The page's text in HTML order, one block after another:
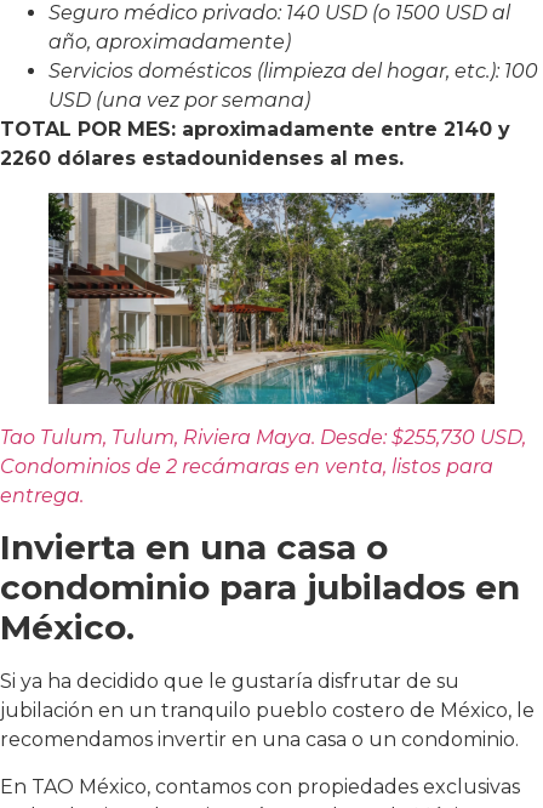
Seguro médico privado: 140 USD (o 1500 USD al
año, aproximadamente)
Servicios domésticos (limpieza del hogar, etc.): 100
USD (una vez por semana)
TOTAL POR MES: aproximadamente entre 2140 y
2260 dólares estadounidenses al mes.
Tao Tulum, Tulum, Riviera Maya. Desde: $255,730 USD,
Condominios de 2 recámaras en venta, listos para
entrega.
Invierta en una casa o
condominio para jubilados en
México.
Si ya ha decidido que le gustaría disfrutar de su
jubilación en un tranquilo pueblo costero de México, le
recomendamos invertir en una casa o un condominio.
En TAO México, contamos con propiedades exclusivas